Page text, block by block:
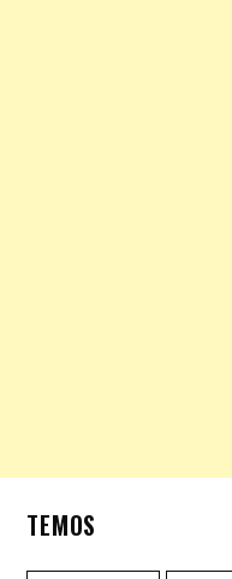
TEMOS